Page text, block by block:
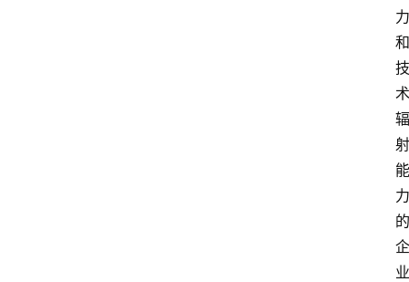
力
和
技
术
辐
射
能
力
的
企
业